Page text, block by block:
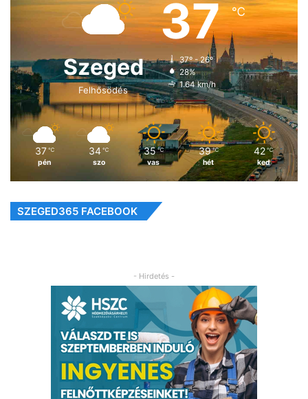
Szeged
Felhősödés
37℃
37º - 26º
28%
1.64 km/h
37 ℃
pén
34 ℃
szo
35 ℃
vas
39 ℃
hét
42 ℃
ked
SZEGED365 FACEBOOK
- Hirdetés -